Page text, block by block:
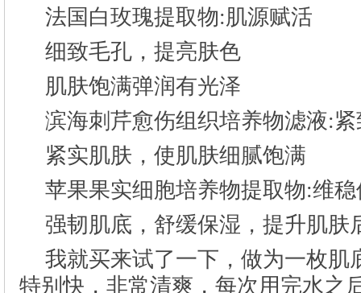
法国白玫瑰提取物:肌源赋活
细致毛孔，提亮肤色
肌肤饱满弹润有光泽
滨海刺芹愈伤组织培养物滤液:
紧实肌肤，使肌肤细腻饱满
苹果果实细胞培养物提取物:维
强韧肌底，舒缓保湿，提升肌肤
我就买来试了一下，做为一枚肌